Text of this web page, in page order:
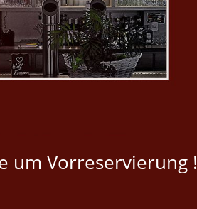
um Vorreservierung !